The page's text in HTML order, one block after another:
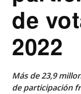
de
2022
Más de 23,9
de participación